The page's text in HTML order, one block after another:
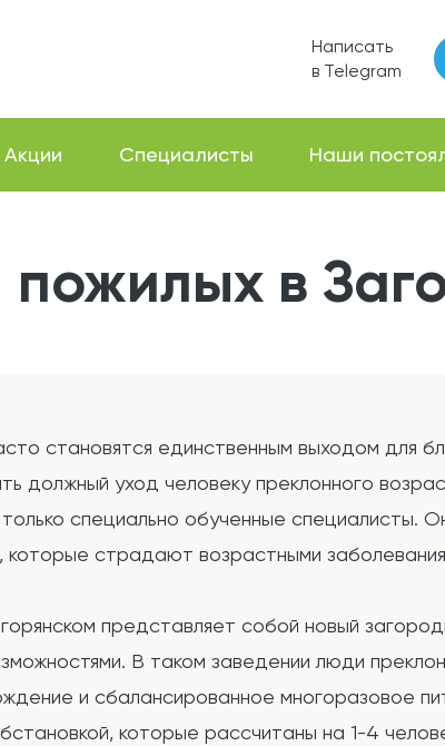
Написать
в Telegram
Акции Специалисты Наши
в
становятся единственным выходом для
должный уход человеку преклонного
только специально обученные
страдают возрастными
представляет собой новый
В таком заведении люди
и сбалансированное многоразовое
которые рассчитаны на 1-4